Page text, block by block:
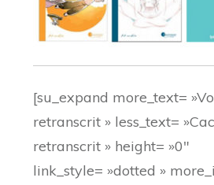
[su_expand more_text=
retranscrit » less_text=
retranscrit » height= »0″
link_style= »dotted »